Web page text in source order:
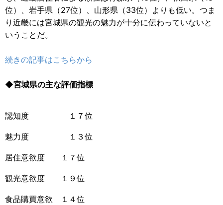
位）、岩手県（27位）、山形県（33位）よりも低い。つま
り近畿には宮城県の観光の魅力が十分に伝わっていないと
いうことだ。
続きの記事はこちらから
◆宮城県の主な評価指標
認知度 １７位
魅力度 １３位
居住意欲度 １７位
観光意欲度 １９位
食品購買意欲 １４位